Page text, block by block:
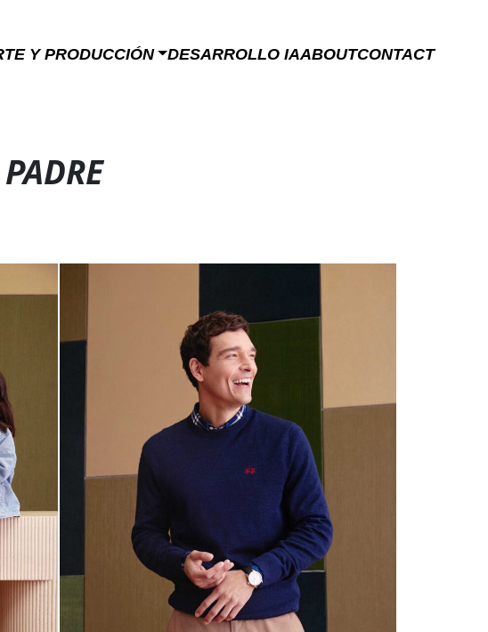
Y PRODUCCIÓN DESARROLLO IAABOUTCONTACT